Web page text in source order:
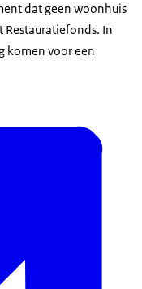
dat geen woonhuis
Restauratiefonds. In
komen voor een